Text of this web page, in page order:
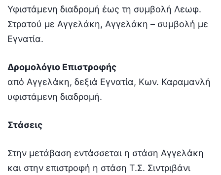
Υφιστάμενη διαδρομή έως τη συμβολή Λεωφ.
Στρατού με Αγγελάκη, Αγγελάκη – συμβολή με
Εγνατία.
Δρομολόγιο Επιστροφής
από Αγγελάκη, δεξιά Εγνατία, Κων. Καραμανλή
υφιστάμενη διαδρομή.
Στάσεις
Στην μετάβαση εντάσσεται η στάση Αγγελάκη
και στην επιστροφή η στάση Τ.Σ. Σιντριβάνι